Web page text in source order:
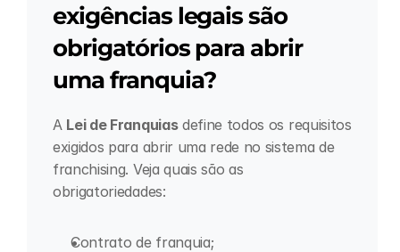
exigências legais são
obrigatórios para abrir
uma franquia?
A Lei de Franquias define todos os requisitos
exigidos para abrir uma rede no sistema de
franchising. Veja quais são as
obrigatoriedades:
Contrato de franquia;